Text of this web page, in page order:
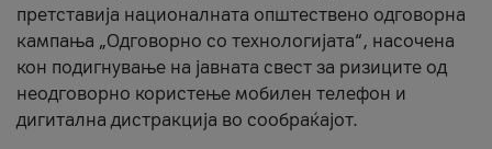
претставија националната општествено одговорна
кампања „Одговорно со технологијата“, насочена
кон подигнување на јавната свест за ризиците од
неодговорно користење мобилен телефон и
дигитална дистракција во сообраќајот.